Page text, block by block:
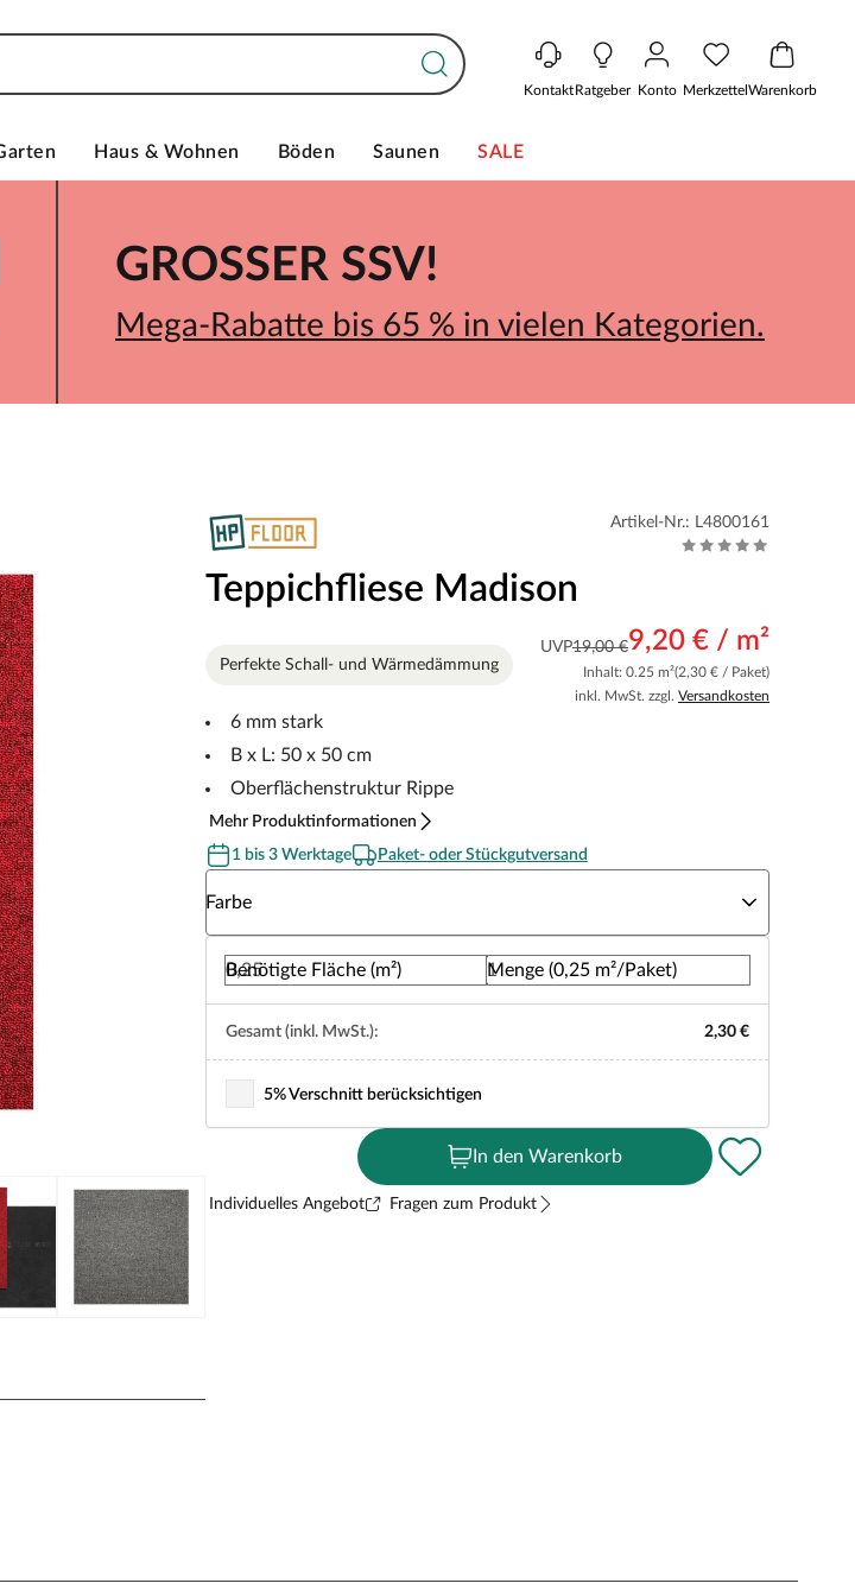
KontaktRatgeber Konto MerkzettelWarenkorb
Haus & Wohnen Böden Saunen SALE
GROSSER SSV!
Mega-Rabatte bis 65 % in vielen Kategorien.
sind mit ihrer
Artikel-Nr.: L4800161
Teppichfliese Madison
UVP19,00 €9,20 € / m²
Inhalt: 0.25 m²(2,30 € / Paket)
inkl. MwSt. zzgl. Versandkosten
Perfekte Schall- und Wärmedämmung
6 mm stark
B x L: 50 x 50 cm
Oberflächenstruktur Rippe
Mehr Produktinformationen
1 bis 3 Werktage
Paket- oder Stückgutversand
Farbe
Benötigte Fläche (m²) Menge (0,25 m²/Paket)
Gesamt (inkl. MwSt.): 2,30 €
5% Verschnitt berücksichtigen
In den Warenkorb
Individuelles Angebot Fragen zum Produkt